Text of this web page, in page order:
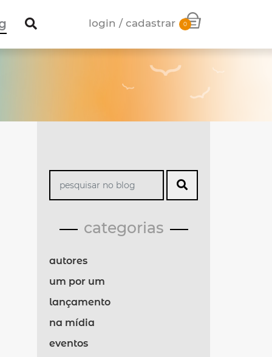
login / cadastrar 0
categorias
autores
um por um
lançamento
na mídia
eventos